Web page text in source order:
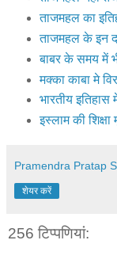
ताजमहल का
ताजमहल के इन
बाबर के समय में
मक्‍का काबा मे
भारतीय
इस्लाम की शिक्षा
Pramendra Pratap
शेयर करें
256 टिप्‍पणियां: